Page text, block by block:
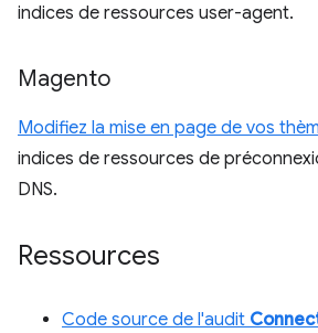
indices de ressources user-agent.
Magento
Modifiez la mise en page de vos
indices de ressources de
DNS.
Ressources
Code source de l'audit